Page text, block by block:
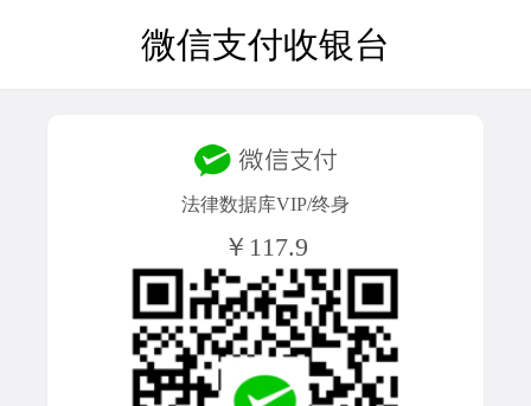
微信支付收银台
法律数据库VIP/终身
￥117.9